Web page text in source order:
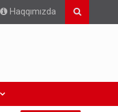
Haqqımızda